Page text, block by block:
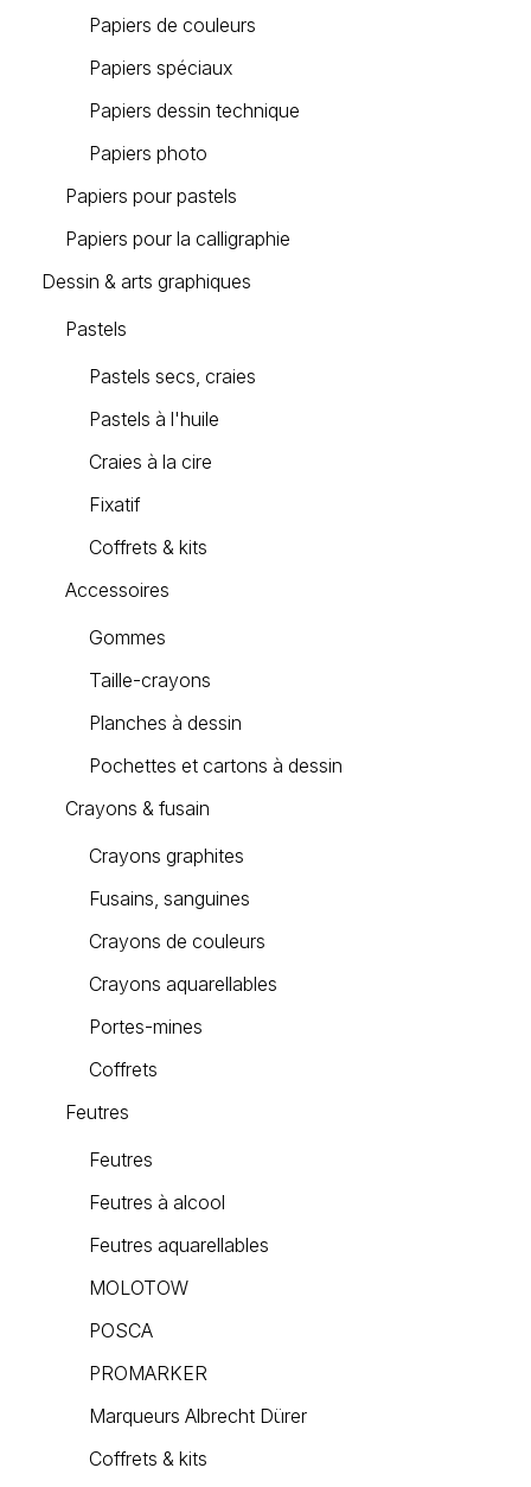
Papiers de couleurs
Papiers spéciaux
Papiers dessin technique
Papiers photo
Papiers pour pastels
Papiers pour la calligraphie
Dessin & arts graphiques
Pastels
Pastels secs, craies
Pastels à l'huile
Craies à la cire
Fixatif
Coffrets & kits
Accessoires
Gommes
Taille-crayons
Planches à dessin
Pochettes et cartons à dessin
Crayons & fusain
Crayons graphites
Fusains, sanguines
Crayons de couleurs
Crayons aquarellables
Portes-mines
Coffrets
Feutres
Feutres
Feutres à alcool
Feutres aquarellables
MOLOTOW
POSCA
PROMARKER
Marqueurs Albrecht Dürer
Coffrets & kits